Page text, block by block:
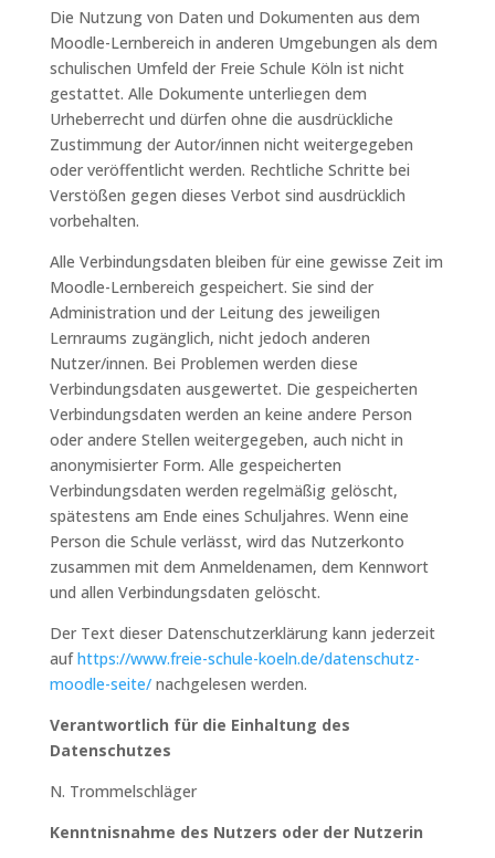
Die Nutzung von Daten und Dokumenten aus dem
Moodle-Lernbereich in anderen Umgebungen als dem
schulischen Umfeld der Freie Schule Köln ist nicht
gestattet. Alle Dokumente unterliegen dem
Urheberrecht und dürfen ohne die ausdrückliche
Zustimmung der Autor/innen nicht weitergegeben
oder veröffentlicht werden. Rechtliche Schritte bei
Verstößen gegen dieses Verbot sind ausdrücklich
vorbehalten.
Alle Verbindungsdaten bleiben für eine gewisse Zeit im
Moodle-Lernbereich gespeichert. Sie sind der
Administration und der Leitung des jeweiligen
Lernraums zugänglich, nicht jedoch anderen
Nutzer/innen. Bei Problemen werden diese
Verbindungsdaten ausgewertet. Die gespeicherten
Verbindungsdaten werden an keine andere Person
oder andere Stellen weitergegeben, auch nicht in
anonymisierter Form. Alle gespeicherten
Verbindungsdaten werden regelmäßig gelöscht,
spätestens am Ende eines Schuljahres. Wenn eine
Person die Schule verlässt, wird das Nutzerkonto
zusammen mit dem Anmeldenamen, dem Kennwort
und allen Verbindungsdaten gelöscht.
Der Text dieser Datenschutzerklärung kann jederzeit
aufhttps://www.freie-schule-koeln.de/datenschutz-
moodle-seite/nachgelesen werden.
Verantwortlich für die Einhaltung des
Datenschutzes
N. Trommelschläger
Kenntnisnahme des Nutzers oder der Nutzerin